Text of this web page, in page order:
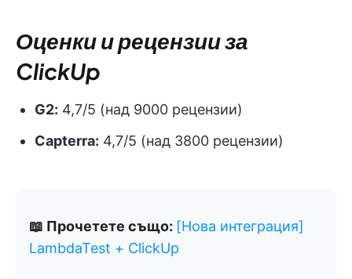
Оценки и рецензии за
ClickUp
G2: 4,7/5 (над 9000 рецензии)
Capterra: 4,7/5 (над 3800 рецензии)
📖 Прочетете също: [Нова интеграция]
LambdaTest + ClickUp